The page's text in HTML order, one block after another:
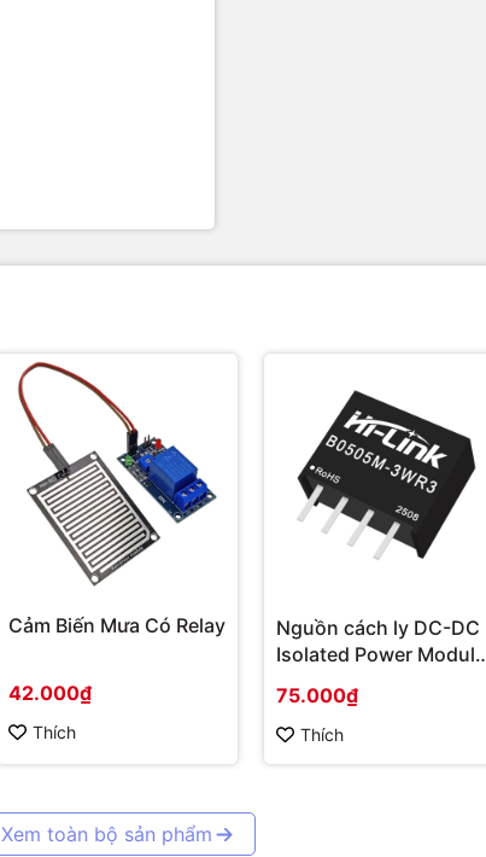
Cảm Biến Mưa Có Relay
42.000₫
Thích
Nguồn cách ly DC-DC
Isolated Power Module
75.000₫
Thích
Xem toàn bộ sản phẩm